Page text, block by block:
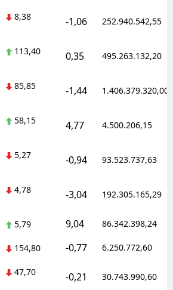
8,38 -1,06 252.940.542,55
113,40 0,35 495.263.132,20
85,85 -1,44 1.406.379.320,00
58,15 4,77 4.500.206,15
5,27 -0,94 93.523.737,63
4,78 -3,04 192.305.165,29
5,79 9,04 86.342.398,24
154,80 -0,77 6.250.772,60
47,70 -0,21 30.743.990,60